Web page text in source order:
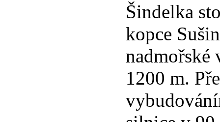
Šindelka
kopce
nadmořské
1200 m.